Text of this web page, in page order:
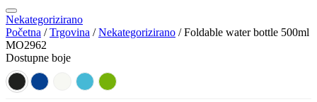
Nekategorizirano
Početna /Trgovina /Nekategorizirano / Foldable water bottle 500ml
MO2962
Dostupne boje